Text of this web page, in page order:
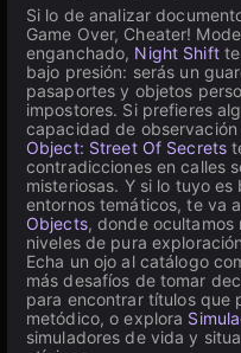
Si lo de analizar
Game Over, Cheater!
enganchado, Night Shiftte
bajo presión: serás un
pasaportes y objetos
impostores. Si prefieres
capacidad de
Object: Street Of Secrets
contradicciones en calles
misteriosas. Y si lo tuyo
entornos temáticos, te va
Objects, donde ocultamos
niveles de pura
Echa un ojo al catálogo
más desafíos de tomar
para encontrar títulos que
metódico, o explora
simuladores de vida y